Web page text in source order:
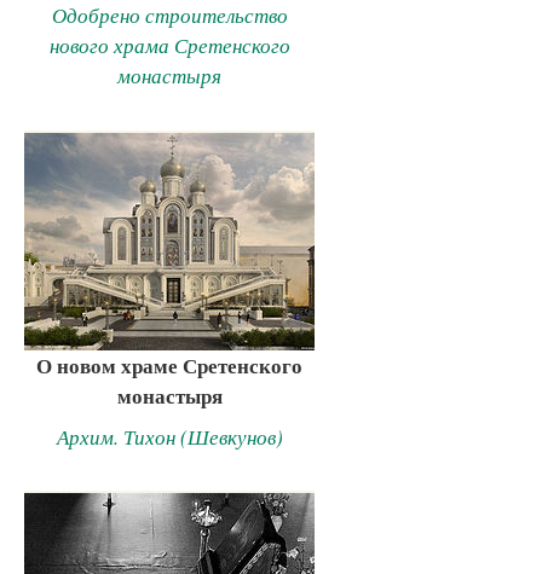
Одобрено строительство
нового храма Сретенского
монастыря
О новом храме Сретенского
монастыря
Архим. Тихон (Шевкунов)